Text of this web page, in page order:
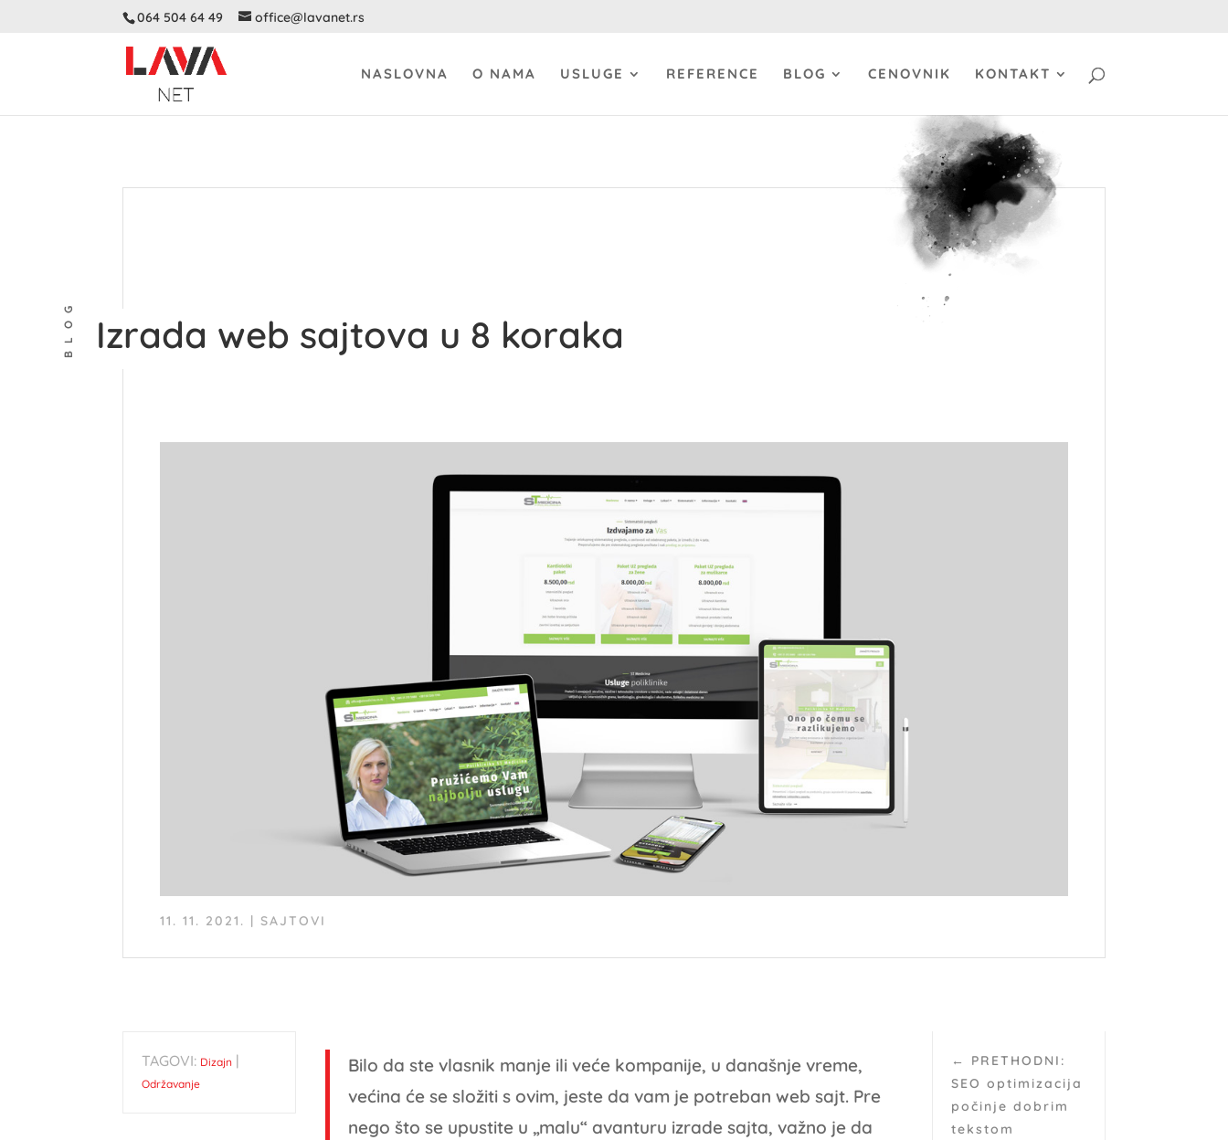
064 504 64 49 office@lavanet.rs
NASLOVNA O NAMA USLUGE REFERENCE BLOG CENOVNIK KONTAKT
BLOG Izrada web sajtova u 8 koraka
11. 11. 2021. |SAJTOVI
TAGOVI: Dizajn |
Održavanje
Bilo da ste vlasnik manje ili veće kompanije, u današnje vreme,
većina će se složiti s ovim, jeste da vam je potreban web sajt. Pre
nego što se upustite u „malu“ avanturu izrade sajta, važno je da
← PRETHODNI:
SEO optimizacija
počinje dobrim
tekstom